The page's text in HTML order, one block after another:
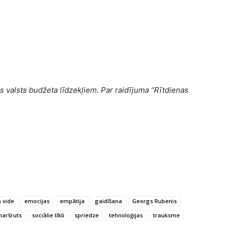
valsts budžeta līdzekļiem. Par raidījuma “Rītdienas
vide emocijas empātija gaidīšana
Georgs Rubenis
sociālie tīkli spriedze tehnoloģijas trauksme